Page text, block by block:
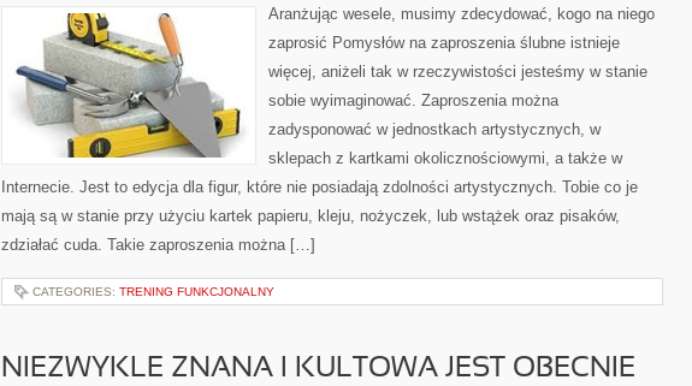
AKTYWNOŚCI
JAKĄ
CZŁOWIEK,
RÓŻNE
Aranżując wesele, musimy zdecydować, kogo na niego
zaprosić Pomysłów na zaproszenia ślubne istnieje
więcej, aniżeli tak w rzeczywistości jesteśmy w stanie
sobie wyimaginować. Zaproszenia można
zadysponować w jednostkach artystycznych, w
sklepach z kartkami okolicznościowymi, a także w
Internecie. Jest to edycja dla figur, które nie posiadają zdolności artystycznych. Tobie co je
mają są w stanie przy użyciu kartek papieru, kleju, nożyczek, lub wstążek oraz pisaków,
zdziałać cuda. Takie zaproszenia można […]
CATEGORIES: TRENING FUNKCJONALNY
NIEZWYKLE ZNANA I KULTOWA JEST OBECNIE